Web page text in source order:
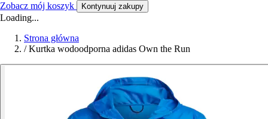
Zobacz mój koszyk Kontynuuj zakupy
Loading...
Strona główna
/ Kurtka wodoodporna adidas Own the Run